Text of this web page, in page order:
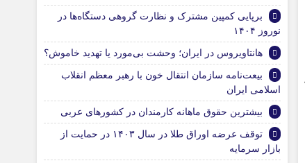
برپایی کمپین مشترک و نظارت گروهی دستگاه‌ها در
نوروز ۱۴۰۴
هانتاویروس در ایران؛ وحشت بی‌مورد یا تهدید خاموش؟
بیعت‌نامه سازمان انتقال خون با رهبر معظم انقلاب
اسلامی ایران
بیشترین حقوق ماهانه کارمندان در کشورهای عربی
توقف عرضه اوراق طلا در سال ۱۴۰۳ در حمایت از
بازار سرمایه